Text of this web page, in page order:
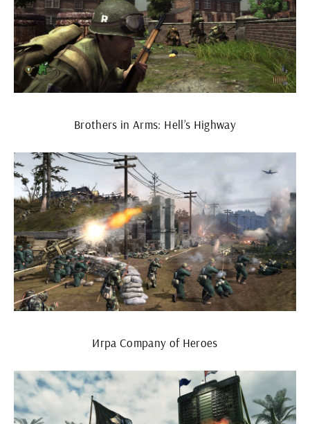
Brothers in Arms: Hell’s Highway
Игра Company of Heroes